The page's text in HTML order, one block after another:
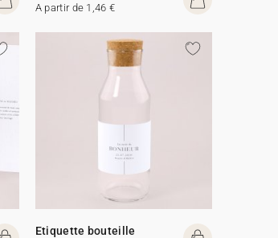
A partir de 1,46 €
Etiquette bouteille